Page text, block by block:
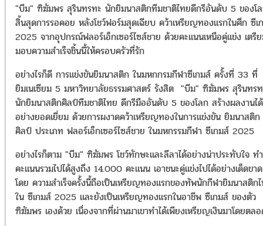
"บีม" ฑิฆัมพร สุรินทรทะ นักยิมนาสติกทีมชาติไทยดีกรีอันดับ 5 ของโ
สิ้นสุดการรอคอย หลังโชว์ฟอร์มสุดเฉียบ คว้าเหรียญทองแรกในศึก ซีเ
2025 จากอุปกรณ์ฟลอร์เอ็กเซอร์ไซส์ชาย ด้วยคะแนนเหนือคู่แข่ง เตรี
มอบความสำเร็จชิ้นนี้ให้ครอบครัวที่รัก
อย่างไรก็ดี การแข่งขันยิมนาสติก ในมหกกรมกีฬาซีเกมส์ ครั้งที่ 33 ที่
ยิมเนเซียม 5 มหาวิทยาลัยธรรมศาสตร์ รังสิต "บีม" ฑิฆัมพร สุรินทร
นักยิมนาสติกศิลป์ทีมชาติไทย ดีกรีมืออันดับ 5 ของโลก สร้างผลงานได้
อย่างยอดเยี่ยม ด้วยการผงาดคว้าเหรียญทองในการแข่งขัน ยิมนาสติก
ศิลป์ ประเภท ฟลอร์เอ็กเซอร์ไซส์ชาย ในมหกรรมกีฬา ซีเกมส์ 2025
อย่างไรก็ตาม "บีม" ฑิฆัมพร โชว์ทักษะและลีลาได้อย่างน่าประทับใจ ทำ
คะแนนรวมไปได้สูงถึง 14.000 คะแนน เอาชนะคู่แข่งไปได้อย่างเด็ดขาด
โดย ความสำเร็จครั้งนี้ถือเป็นเหรียญทองแรกของทัพนักกีฬายิมนาสติก
ใน ซีเกมส์ 2025 และยังเป็นเหรียญทองแรกในอาชีพ ซีเกมส์ ของตัว
ฑิฆัมพร เองด้วย เนื่องจากที่ผ่านมาเขาทำได้เพียงเหรียญเงินมาโดยตล